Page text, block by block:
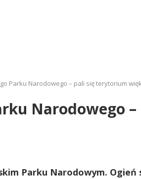
Parku Narodowego – pali się terytorium
Narodowego
Parku Narodowym. Ogień